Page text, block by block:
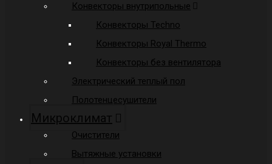
Конвекторы внутрипольные
Конвекторы Techno
Конвекторы Royal Thermo
Конвекторы без вентилятора
Электрический теплый пол
Полотенцесушители
Микроклимат
Очистители
Вытяжные установки